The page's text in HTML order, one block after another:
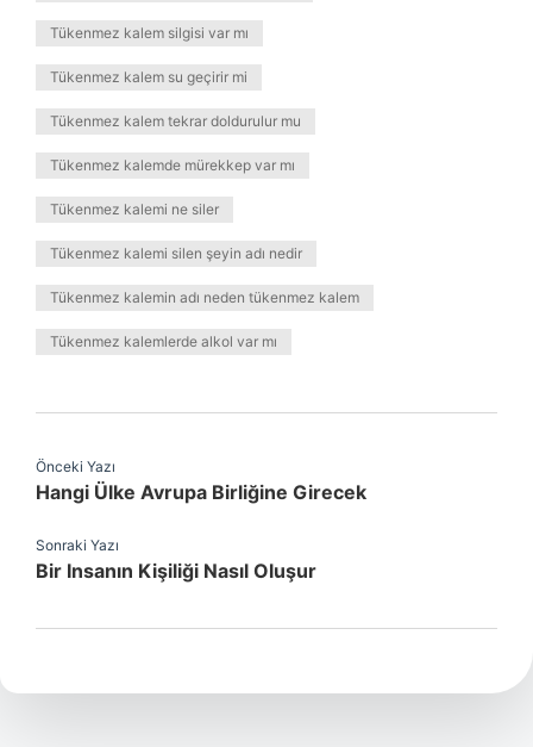
Tükenmez kalem silgisi var mı
Tükenmez kalem su geçirir mi
Tükenmez kalem tekrar doldurulur mu
Tükenmez kalemde mürekkep var mı
Tükenmez kalemi ne siler
Tükenmez kalemi silen şeyin adı nedir
Tükenmez kalemin adı neden tükenmez kalem
Tükenmez kalemlerde alkol var mı
Önceki Yazı
Hangi Ülke Avrupa Birliğine Girecek
Sonraki Yazı
Bir Insanın Kişiliği Nasıl Oluşur